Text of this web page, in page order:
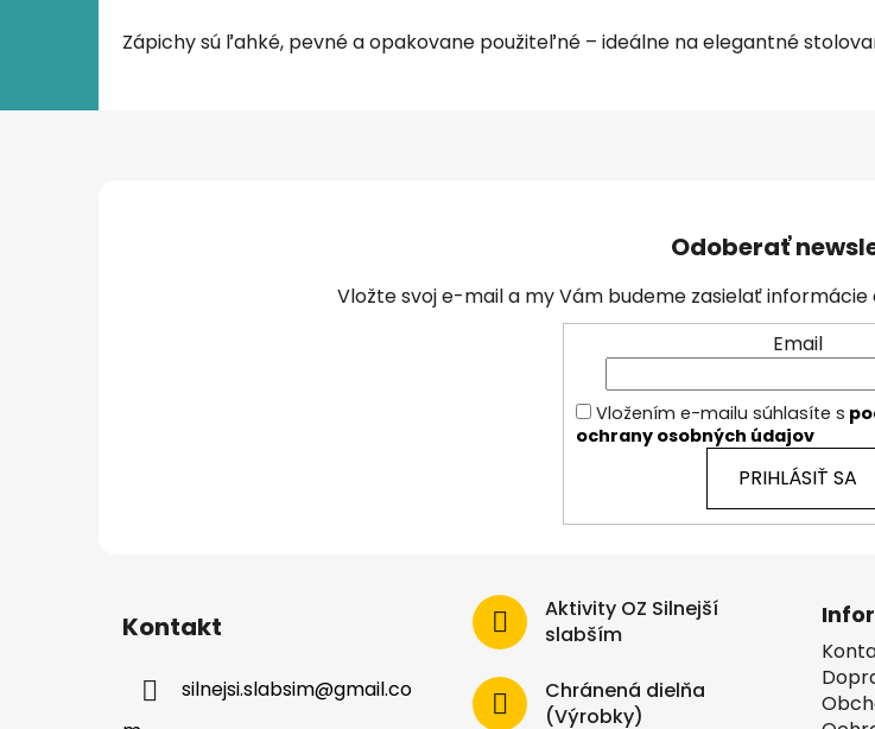
Zápichy sú ľahké, pevné a opakovane použiteľné – ideálne na elegantné
Odoberať
Vložte svoj e-mail a my Vám budeme zasielať
Email
Vložením e-mailu súhlasíte s
ochrany osobných údajov
PRIHLÁSIŤ SA
Kontakt
silnejsi.slabsim@gmail.co
Aktivity OZ Silnejší
slabším
Chránená dielňa
(Výrobky)